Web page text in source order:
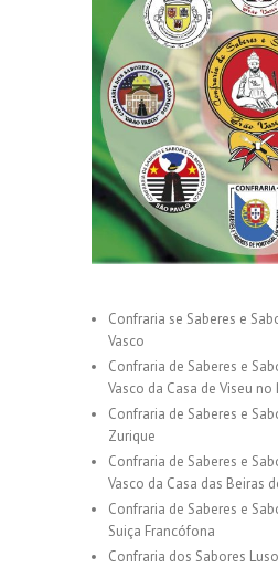
Confraria se Saberes e
Vasco
Confraria de Saberes e
Vasco da Casa de Viseu no
Confraria de Saberes e
Zurique
Confraria de Saberes e
Vasco da Casa das Beiras
Confraria de Saberes e
Suiça Francófona
Confraria dos Sabores